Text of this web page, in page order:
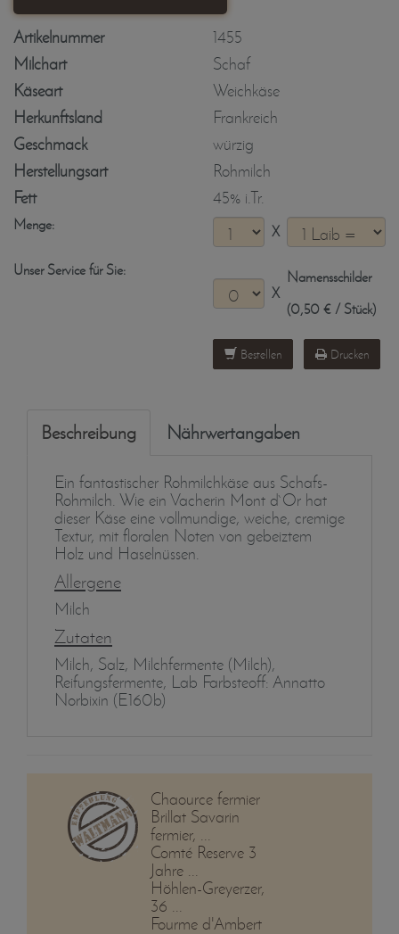
Artikelnummer
1455
Milchart
Schaf
Käseart
Weichkäse
Herkunftsland
Frankreich
Geschmack
würzig
Herstellungsart
Rohmilch
Fett
45% i.Tr.
Menge: X
Unser Service für Sie:
X
Namensschilder
(0,50 € / Stück)
Bestellen Drucken
Beschreibung Nährwertangaben
Ein fantastischer Rohmilchkäse aus Schafs-
Rohmilch. Wie ein Vacherin Mont d`Or hat
dieser Käse eine vollmundige, weiche, cremige
Textur, mit floralen Noten von gebeiztem
Holz und Haselnüssen.
Allergene
Milch
Zutaten
Milch, Salz, Milchfermente (Milch),
Reifungsfermente, Lab Farbsteoff: Annatto
Norbixin (E160b)
Chaource fermier
Brillat Savarin
fermier, ...
Comté Reserve 3
Jahre ...
Höhlen-Greyerzer,
36 ...
Fourme d'Ambert